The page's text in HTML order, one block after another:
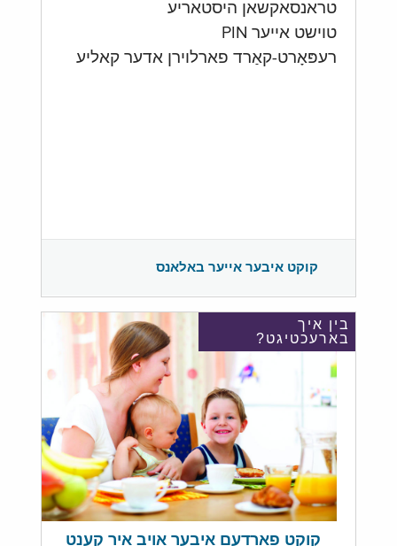
טראנסאקשאן היסטאריע
טוישט אייער PIN
רעפּאָרט-קאַרד פארלוירן אדער קאליע
קוקט איבער אייער באלאנס
בין איך
בארעכטיגט?
קוקט פארדעם איבער אויב איר קענט